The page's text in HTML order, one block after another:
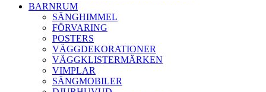
BARNRUM
SÄNGHIMMEL
FÖRVARING
POSTERS
VÄGGDEKORATIONER
VÄGGKLISTERMÄRKEN
VIMPLAR
SÄNGMOBILER